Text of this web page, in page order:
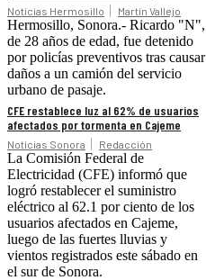
Noticias Hermosillo Martín Vallejo
Hermosillo, Sonora.- Ricardo "N",
de 28 años de edad, fue detenido
por policías preventivos tras causar
daños a un camión del servicio
urbano de pasaje.
CFE restablece luz al 62% de usuarios
afectados por tormenta en Cajeme
Noticias Sonora Redacción
La Comisión Federal de
Electricidad (CFE) informó que
logró restablecer el suministro
eléctrico al 62.1 por ciento de los
usuarios afectados en Cajeme,
luego de las fuertes lluvias y
vientos registrados este sábado en
el sur de Sonora.